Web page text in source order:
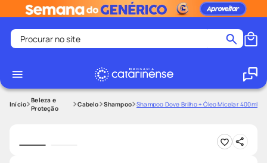
Procurar no site
1
2 º
medley
Beleza e
Proteção
Cabelo Shampoo Shampoo Dove Brilho + Óleo Micelar 400ml